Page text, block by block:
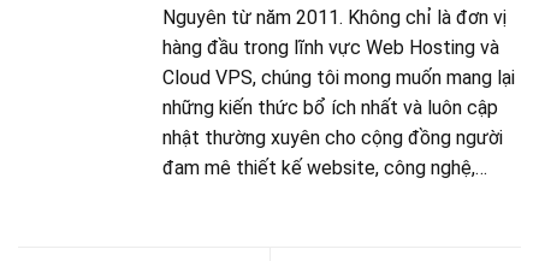
Nguyên từ năm 2011. Không chỉ là đơn vị
hàng đầu trong lĩnh vực Web Hosting và
Cloud VPS, chúng tôi mong muốn mang lại
những kiến thức bổ ích nhất và luôn cập
nhật thường xuyên cho cộng đồng người
đam mê thiết kế website, công nghệ,…